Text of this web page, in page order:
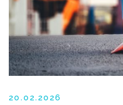
20.02.2026